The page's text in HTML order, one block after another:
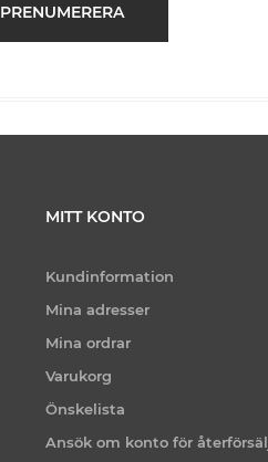
PRENUMERERA
MITT KONTO
Kundinformation
Mina adresser
Mina ordrar
Varukorg
Önskelista
Ansök om konto för